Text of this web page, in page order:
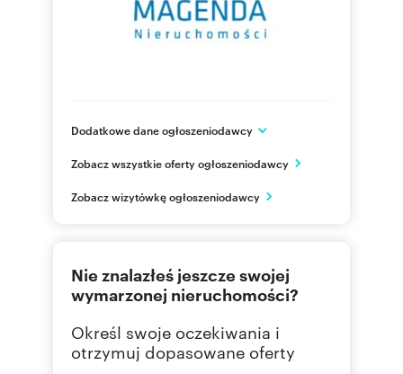
Dodatkowe dane ogłoszeniodawcy
Warszawa
PL
22 616 Pokaż telefon
Zobacz wszystkie oferty ogłoszeniodawcy
Zobacz wizytówkę ogłoszeniodawcy
Nie znalazłeś jeszcze swojej
wymarzonej nieruchomości?
Określ swoje oczekiwania i
otrzymuj dopasowane oferty